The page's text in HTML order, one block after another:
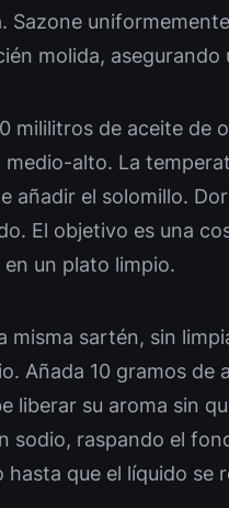
Sazone
molida,
mililitros de aceite de
alto. La
añadir el solomillo.
El objetivo es una
un plato limpio.
misma sartén, sin
Añada 10 gramos de
liberar su aroma sin
sodio, raspando el
que el líquido se